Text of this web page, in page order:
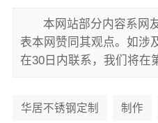
本网站部分内容系网
表本网赞同其观点。如涉
在30日内联系，我们将在
华居不锈钢定制 制作